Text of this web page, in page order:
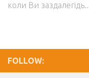
коли Ви
FOLLOW: